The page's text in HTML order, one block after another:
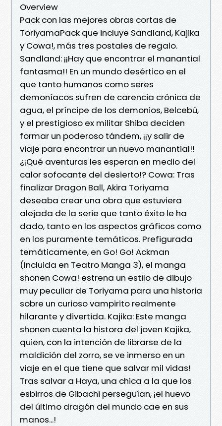
Overview
Pack con las mejores obras cortas de
ToriyamaPack que incluye Sandland, Kajika
y Cowa!, más tres postales de regalo.
Sandland: ¡¡Hay que encontrar el manantial
fantasma!! En un mundo desértico en el
que tanto humanos como seres
demoníacos sufren de carencia crónica de
agua, el príncipe de los demonios, Belcebú,
y el prestigioso ex militar Shiba deciden
formar un poderoso tándem, ¡¡y salir de
viaje para encontrar un nuevo manantial!!
¿¡Qué aventuras les esperan en medio del
calor sofocante del desierto!? Cowa: Tras
finalizar Dragon Ball, Akira Toriyama
deseaba crear una obra que estuviera
alejada de la serie que tanto éxito le ha
dado, tanto en los aspectos gráficos como
en los puramente temáticos. Prefigurada
temáticamente, en Go! Go! Ackman
(Incluida en Teatro Manga 3), el manga
shonen Cowa! estrena un estilo de dibujo
muy peculiar de Toriyama para una historia
sobre un curioso vampirito realmente
hilarante y divertida. Kajika: Este manga
shonen cuenta la histora del joven Kajika,
quien, con la intención de librarse de la
maldición del zorro, se ve inmerso en un
viaje en el que tiene que salvar mil vidas!
Tras salvar a Haya, una chica a la que los
esbirros de Gibachi perseguían, ¡el huevo
del último dragón del mundo cae en sus
manos...!